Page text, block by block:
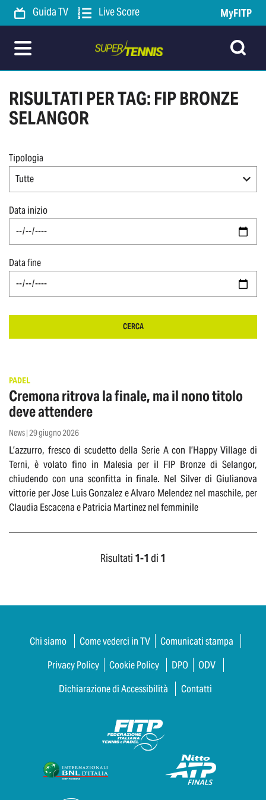
Guida TV Live Score MyFITP
RISULTATI PER TAG: FIP BRONZE
SELANGOR
Tipologia
Tutte
Data inizio
Data fine
CERCA
PADEL
Cremona ritrova la finale, ma il nono titolo
deve attendere
News | 29 giugno 2026
L’azzurro, fresco di scudetto della Serie A con l’Happy Village di
Terni, è volato fino in Malesia per il FIP Bronze di Selangor,
chiudendo con una sconfitta in finale. Nel Silver di Giulianova
vittorie per Jose Luis Gonzalez e Alvaro Melendez nel maschile, per
Claudia Escacena e Patricia Martinez nel femminile
Risultati 1-1 di 1
Chi siamo Come vederci in TV
Comunicati stampa
Privacy Policy
Cookie Policy DPO
ODV
Dichiarazione di Accessibilità
Contatti